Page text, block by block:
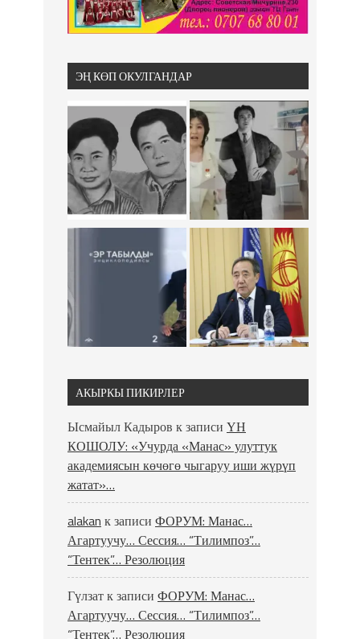
ЭҢ КӨП ОКУЛГАНДАР
АКЫРКЫ ПИКИРЛЕР
Ысмайыл Кадыров к записи ҮН
КОШОЛУ: «Учурда «Манас» улуттук
академиясын көчөгө чыгаруу иши жүрүп
жатат»…
alakan к записи ФОРУМ: Манас…
Агартуучу… Сессия… “Тилимпоз”…
“Тентек”… Резолюция
Гүлзатк записи ФОРУМ: Манас…
Агартуучу… Сессия… “Тилимпоз”…
“Тентек”… Резолюция